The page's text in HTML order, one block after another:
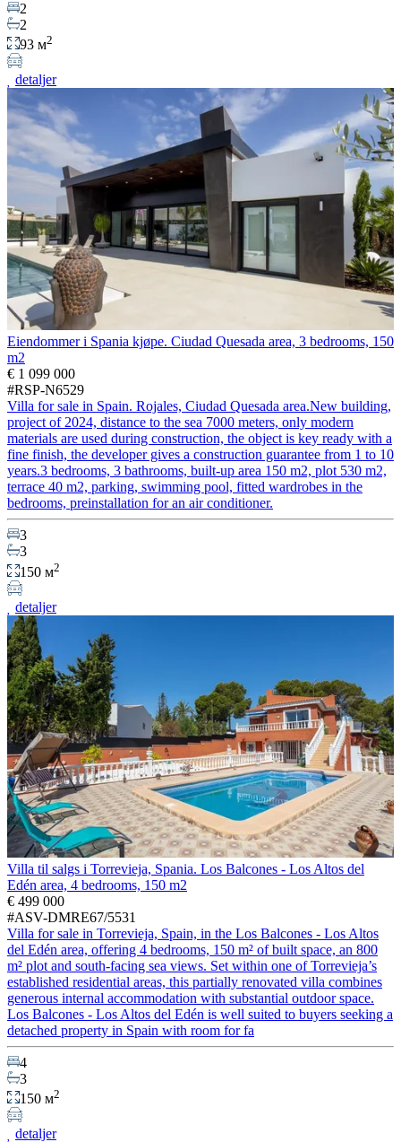
2
2
93 м2
detaljer
Eiendommer i Spania kjøpe. Ciudad Quesada area, 3 bedrooms, 150
m2
€ 1 099 000
#RSP-N6529
Villa for sale in Spain. Rojales, Ciudad Quesada area.New building,
project of 2024, distance to the sea 7000 meters, only modern
materials are used during construction, the object is key ready with a
fine finish, the developer gives a construction guarantee from 1 to 10
years.3 bedrooms, 3 bathrooms, built-up area 150 m2, plot 530 m2,
terrace 40 m2, parking, swimming pool, fitted wardrobes in the
bedrooms, preinstallation for an air conditioner.
3
3
150 м2
detaljer
Villa til salgs i Torrevieja, Spania. Los Balcones - Los Altos del
Edén area, 4 bedrooms, 150 m2
€ 499 000
#ASV-DMRE67/5531
Villa for sale in Torrevieja, Spain, in the Los Balcones - Los Altos
del Edén area, offering 4 bedrooms, 150 m² of built space, an 800
m² plot and south-facing sea views. Set within one of Torrevieja’s
established residential areas, this partially renovated villa combines
generous internal accommodation with substantial outdoor space.
Los Balcones - Los Altos del Edén is well suited to buyers seeking a
detached property in Spain with room for fa
4
3
150 м2
detaljer